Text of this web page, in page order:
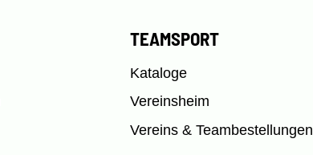
TEAMSPORT
Kataloge
Vereinsheim
Vereins & Teambestellungen